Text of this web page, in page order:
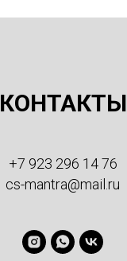
КОНТАКТЫ
+7 923 296 14 76
cs-mantra@mail.ru